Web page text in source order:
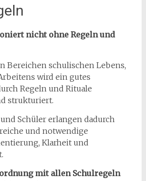
nicht ohne Regeln und
Bereichen schulischen Lebens,
wird ein gutes
Regeln und Rituale
strukturiert.
Schüler erlangen dadurch
und notwendige
Klarheit und
mit allen Schulregeln